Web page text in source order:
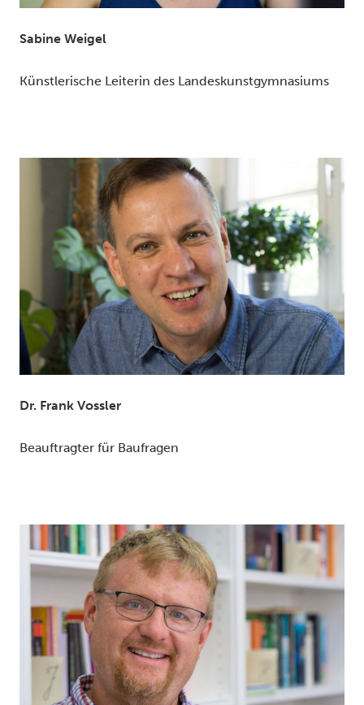
Sabine Weigel
Künstlerische Leiterin des Landeskunstgymnasiums
Dr. Frank Vossler
Beauftragter für Baufragen